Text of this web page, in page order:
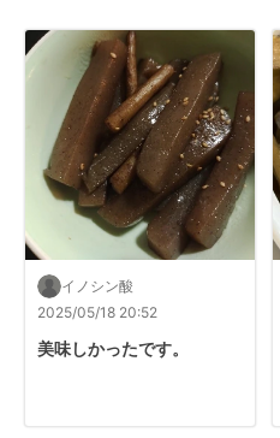
イノシン酸
2025/05/18 20:52
美味しかったです。